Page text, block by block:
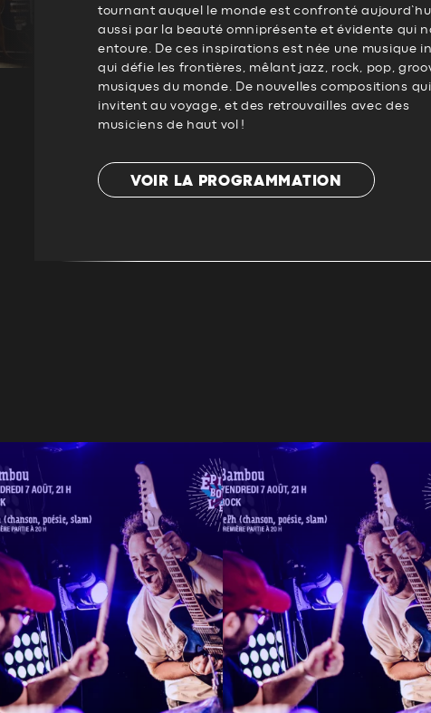
tournant auquel le monde est confronté
aussi par la beauté omniprésente et évidente qui
entoure. De ces inspirations est née une musique
qui défie les frontières, mêlant jazz, rock, pop,
musiques du monde. De nouvelles compositions qui
invitent au voyage, et des retrouvailles avec des
musiciens de haut vol !
VOIR LA PROGRAMMATION